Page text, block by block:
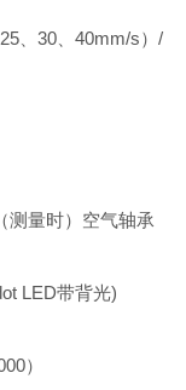
、30、40mm/s）/
测量时）空气轴承
LED带背光)
）